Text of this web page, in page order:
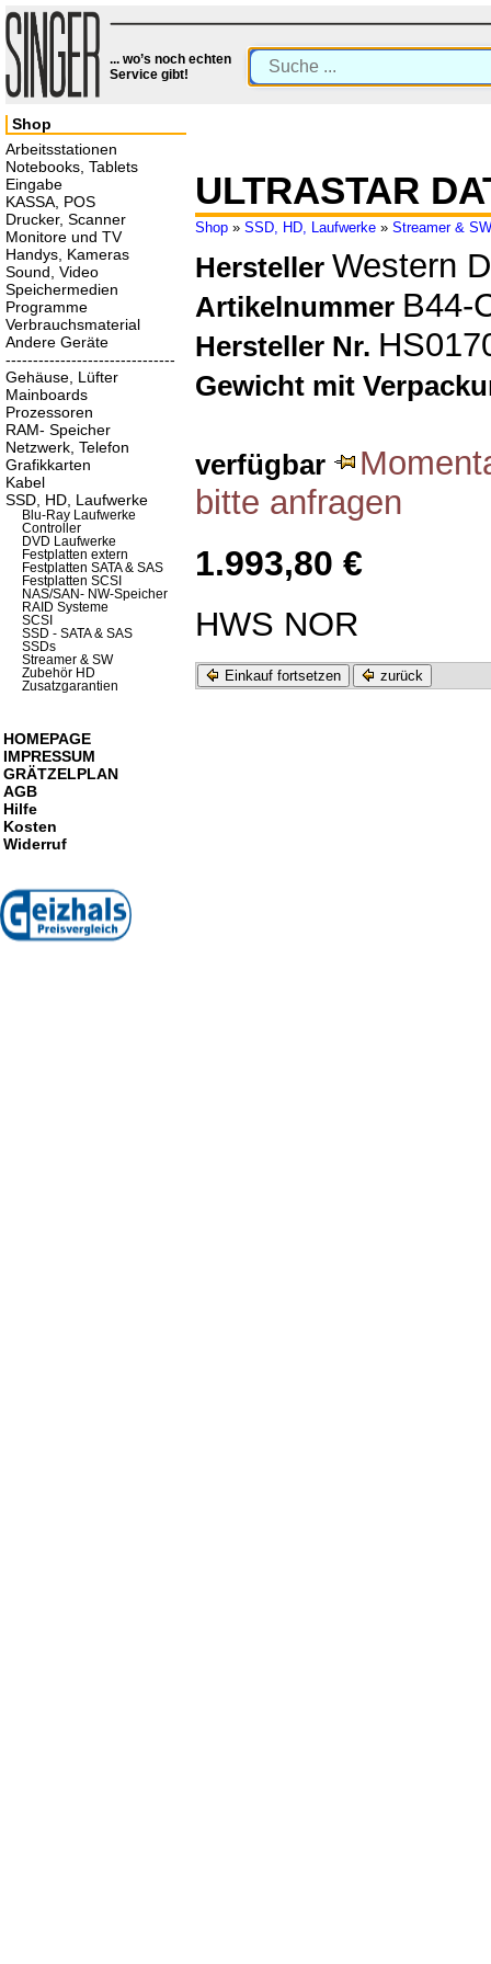
... wo’s noch echten
Service gibt!
ULTRASTAR
Shop » SSD, HD, Laufwerke » Streamer & SW
Hersteller Western
Artikelnummer B44-
Hersteller Nr.
Gewicht mit
verfügbar
bitte anfragen
1.993,80 €
HWS NOR
Einkauf fortsetzen zurück
Shop
Arbeitsstationen
Notebooks, Tablets
Eingabe
KASSA, POS
Drucker, Scanner
Monitore und TV
Handys, Kameras
Sound, Video
Speichermedien
Programme
Verbrauchsmaterial
Andere Geräte
-------------------------------
Gehäuse, Lüfter
Mainboards
Prozessoren
RAM- Speicher
Netzwerk, Telefon
Grafikkarten
Kabel
SSD, HD, Laufwerke
Blu-Ray Laufwerke
Controller
DVD Laufwerke
Festplatten extern
Festplatten SATA & SAS
Festplatten SCSI
NAS/SAN- NW-Speicher
RAID Systeme
SCSI
SSD - SATA & SAS
SSDs
Streamer & SW
Zubehör HD
Zusatzgarantien
HOMEPAGE
IMPRESSUM
GRÄTZELPLAN
AGB
Hilfe
Kosten
Widerruf